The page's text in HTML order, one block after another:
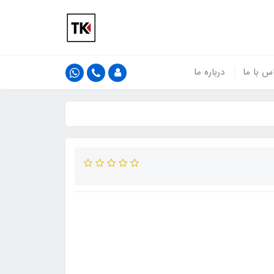
با ما درباره ما